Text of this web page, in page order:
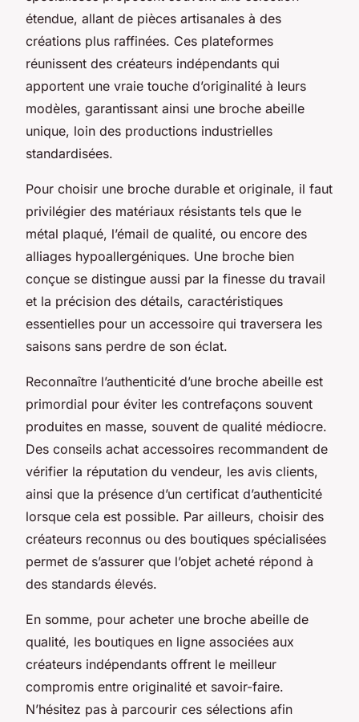
étendue, allant de pièces artisanales à des
créations plus raffinées. Ces plateformes
réunissent des créateurs indépendants qui
apportent une vraie touche d’originalité à leurs
modèles, garantissant ainsi une broche abeille
unique, loin des productions industrielles
standardisées.
Pour choisir une broche durable et originale, il faut
privilégier des matériaux résistants tels que le
métal plaqué, l’émail de qualité, ou encore des
alliages hypoallergéniques. Une broche bien
conçue se distingue aussi par la finesse du travail
et la précision des détails, caractéristiques
essentielles pour un accessoire qui traversera les
saisons sans perdre de son éclat.
Reconnaître l’authenticité d’une broche abeille est
primordial pour éviter les contrefaçons souvent
produites en masse, souvent de qualité médiocre.
Des conseils achat accessoires recommandent de
vérifier la réputation du vendeur, les avis clients,
ainsi que la présence d’un certificat d’authenticité
lorsque cela est possible. Par ailleurs, choisir des
créateurs reconnus ou des boutiques spécialisées
permet de s’assurer que l’objet acheté répond à
des standards élevés.
En somme, pour acheter une broche abeille de
qualité, les boutiques en ligne associées aux
créateurs indépendants offrent le meilleur
compromis entre originalité et savoir-faire.
N’hésitez pas à parcourir ces sélections afin